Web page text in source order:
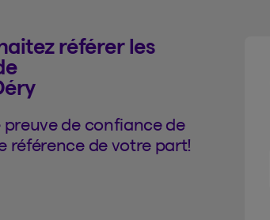
référer les
preuve de confiance de
référence de votre part!